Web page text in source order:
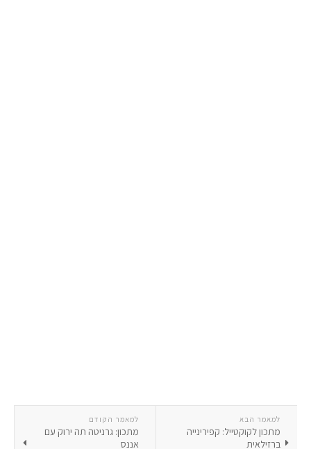
למאמר הקודם
מתכון: גרניטה תה ירוק עם
אננס
למאמר הבא
מתכון לקוקטייל: קפירינייה
ברזילאית